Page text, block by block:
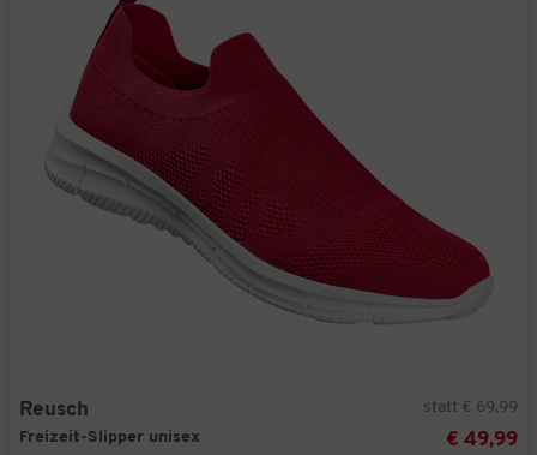
Reusch
Freizeit-Slipper unisex
statt € 69,99
€ 49,99